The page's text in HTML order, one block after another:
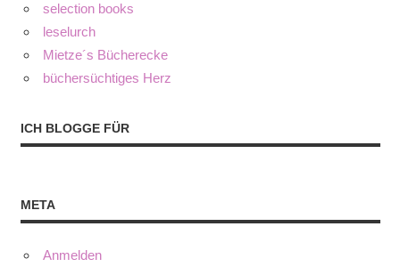
selection books
leselurch
Mietze´s Bücherecke
büchersüchtiges Herz
ICH BLOGGE FÜR
META
Anmelden